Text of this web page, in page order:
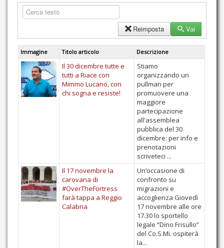
GAS Felce & Mirtillo
Ricostruiamo il Cartella!
Mediateca
Autoproduzioni
Contatti
Vai
Reimposta
Immagine Titolo articolo Descrizione
Il 30 dicembre tutte e
tutti a Riace con
Mimmo Lucano, con
chi sogna e resiste!
Stiamo
organizzando un
pullman per
promuovere una
maggiore
partecipazione
all'assemblea
pubblica del 30
dicembre: per info e
prenotazioni
scriveteci ...
Il 17 novembre la
carovana di
#OverTheFortress
farà tappa a Reggio
Calabria
Un’occasione di
confronto su
migrazioni e
accoglienza Giovedì
17 novembre alle ore
17.30 lo sportello
legale “Dino Frisullo”
del Co.S.Mi. ospiterà
la...